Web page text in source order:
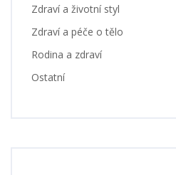
Zdraví a životní styl
Zdraví a péče o tělo
Rodina a zdraví
Ostatní